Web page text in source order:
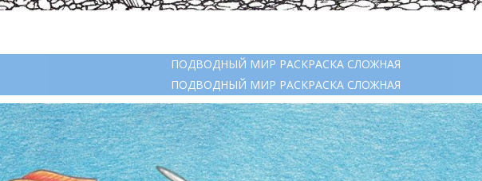
ПОДВОДНЫЙ МИР РАСКРАСКА СЛОЖНАЯ
ПОДВОДНЫЙ МИР РАСКРАСКА СЛОЖНАЯ